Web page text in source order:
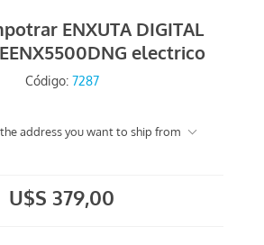
ENXUTA DIGITAL
electrico
Código: 7287
address you want to ship from
U$S 379,00